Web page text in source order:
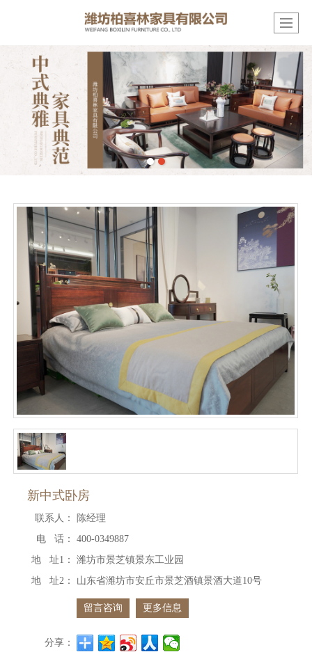
新中式卧房
联系人：
陈经理
电 话：
400-0349887
地 址1：
潍坊市景芝镇景东工业园
地 址2：
山东省潍坊市安丘市景芝酒镇景酒大道10号
留言咨询 更多信息
分享：